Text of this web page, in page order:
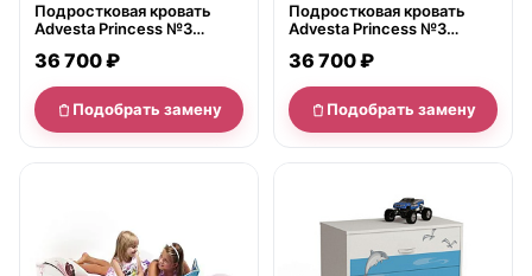
Подростковая кровать
Advesta Princess №3
36 700 ₽
Подобрать замену
Подростковая кровать
Advesta Princess №3
36 700 ₽
Подобрать замену